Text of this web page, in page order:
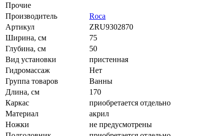
Прочие
Производитель
Roca
Артикул
ZRU9302870
Ширина, см
75
Глубина, см
50
Вид установки
пристенная
Гидромассаж
Нет
Группа товаров
Ванны
Длина, см
170
Каркас
приобретается отдельно
Материал
акрил
Ножки
не предусмотрены